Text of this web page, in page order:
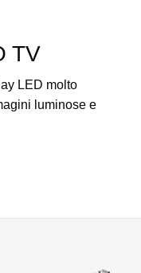
TV
LED molto
luminose e